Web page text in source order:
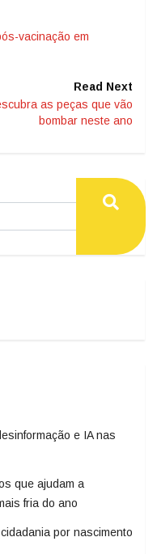
vacinação em
Read Next
as peças que vão
bombar neste ano
e IA nas
que ajudam a
fria do ano
por nascimento